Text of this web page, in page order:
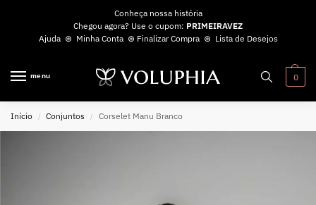
Conheça nossa história
Chegou agora? Use o cupom: PRIMEIRAVEZ
Ajuda⊛ Minha Conta⊛ Finalizar Compra⊛ Lista de Desejos
menu 0
Início / Conjuntos / Corselet Manu Branco